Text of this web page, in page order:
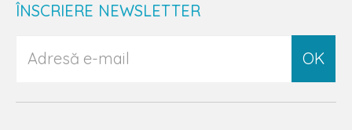
ÎNSCRIERE NEWSLETTER
OK